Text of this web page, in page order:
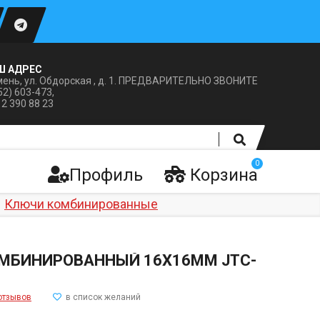
АДРЕС
ул. Обдорская , д. 1. ПРЕДВАРИТЕЛЬНО ЗВОНИТЕ
603-473,
390 88 23
Корзина
0
Профиль
Ключи комбинированные
16Х16ММ JTC-